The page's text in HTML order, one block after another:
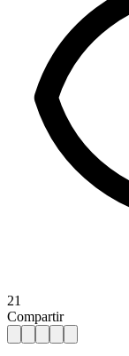
21
Compartir